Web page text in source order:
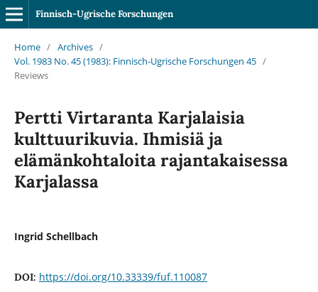
Finnisch-Ugrische Forschungen
Home / Archives /
Vol. 1983 No. 45 (1983): Finnisch-Ugrische Forschungen 45 /
Reviews
Pertti Virtaranta Karjalaisia
kulttuurikuvia. Ihmisiä ja
elämänkohtaloita rajantakaisessa
Karjalassa
Ingrid Schellbach
DOI: https://doi.org/10.33339/fuf.110087